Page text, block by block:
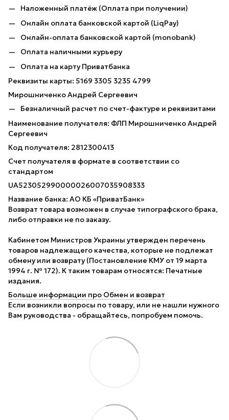
Наложенный платёж (Оплата при получении)
Онлайн оплата банковской картой (LiqPay)
Онлайн-оплата банковской картой (monobank)
Оплата наличными курьеру
Оплата на карту Приватбанка
Реквизиты карты: 5169 3305 3235 4799
Мирошниченко Андрей Сергеевич
Безналичный расчет по счет-фактуре и реквизитами
Наименование получателя: ФЛП Мирошниченко Андрей
Сергеевич
Код получателя: 2812300413
Счет получателя в формате в соответствии со
стандартом
UA523052990000026007035908333
Название банка: АО КБ «ПриватБанк»
Возврат товара возможен в случае типографского брака,
либо отправки не по заказу.
Кабинетом Министров Украины утвержден перечень
товаров надлежащего качества, которые не подлежат
обмену или возврату (Постановление КМУ от 19 марта
1994 г. № 172). К таким товарам относятся: Печатные
издания.
Больше информации про Обмен и возврат
Если возникли вопросы по товару, или не нашли нужного
Вам руководства - обращайтесь, попробуем помочь.